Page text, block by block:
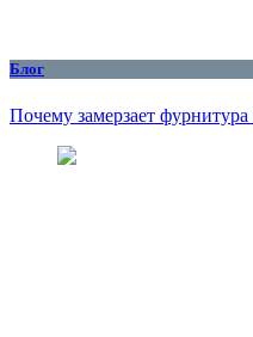
Блог
Почему замерзает